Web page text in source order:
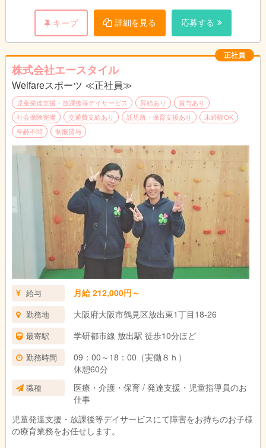
【詳しいサポート内容について】
・感覚統合をベースとした専門的な運動プログラム
・リズムジャンプや粗大運動
・生活能力の向上に向けたトレーニング
「ビジョントレーニング」「ＡＤＬトレーニング」
「ソーシャルスキルトレーニング」
【職場環境について】
・完全週休二日制で、プライベートも充実！
・未経験・ブランクのある方も歓迎！
当施設独自のプログラムも丁寧にお教えしますので
ご安心ください。
・運動を軸にした療育を行っており、プログラムが
しっかりと整っているのが特徴です。
プログラムが整っている分、何をすればいいのかが
明確なので、どうしていいかわからなくなったり、
迷ったりすることはほとんどないと思います。
また、運動を通して関わる事で、子ども達の成長が
目に見えてわかるので、やりがいを感じていただき
やすいお仕事だと思います。
・20代～中高年の方まで活躍しており、
会社全体の平均年齢は29歳です。
やや女性の多い職場になります。
・休憩スペースやお昼を食べる場所もありますので
ご安心ください。
（冷蔵庫、電子レンジの使用もＯＫ。
お弁当持参の方も結構いますよ。）
・前職は、幼稚園・小学校教諭、保育士の方が
多いです。
お子さん一人ひとりとしっかりと向き合いたいという
転職動機をお持ちの方が多い傾向にあります。
・職場の雰囲気としては、チームワークが
いいところだと思います。
困った事や悩み事なども、お互いに相談し合い
ながら、運営に関わっていける環境です。
キープ 詳細を見る 応募する
正社員
株式会社エースタイル
Welfareスポーツ ≪正社員≫
児童発達支援・放課後等デイサービス 昇給あり
賞与あり
社会保険完備
交通費支給あり 託児所・保育支援あり
未経験OK
年齢不問
制服貸与
給与 月給 212,000円～
勤務地 大阪府大阪市鶴見区放出東1丁目18-26
最寄駅 学研都市線 放出駅 徒歩10分ほど
勤務時間
09：00～18：00（実働８ｈ）
休憩60分
職種
医療・介護・保育 / 発達支援・児童指導員のお
仕事
児童発達支援・放課後等デイサービスにて障害をお持ちのお子様
の療育業務をお任せします。